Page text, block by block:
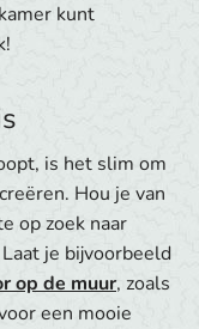
kunt
is het slim om
Hou je van
op zoek naar
je bijvoorbeeld
op de muur, zoals
een mooie